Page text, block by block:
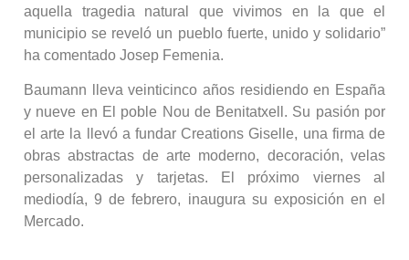
aquella tragedia natural que vivimos en la que el
municipio se reveló un pueblo fuerte, unido y solidario”
ha comentado Josep Femenia.
Baumann lleva veinticinco años residiendo en España
y nueve en El poble Nou de Benitatxell. Su pasión por
el arte la llevó a fundar Creations Giselle, una firma de
obras abstractas de arte moderno, decoración, velas
personalizadas y tarjetas. El próximo viernes al
mediodía, 9 de febrero, inaugura su exposición en el
Mercado.